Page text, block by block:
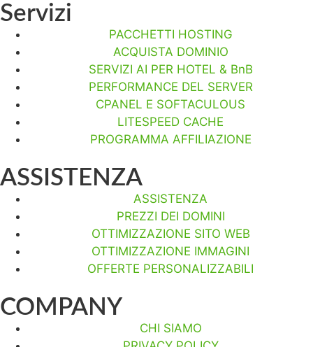
Servizi
PACCHETTI HOSTING
ACQUISTA DOMINIO
SERVIZI AI PER HOTEL & BnB
PERFORMANCE DEL SERVER
CPANEL E SOFTACULOUS
LITESPEED CACHE
PROGRAMMA AFFILIAZIONE
ASSISTENZA
ASSISTENZA
PREZZI DEI DOMINI
OTTIMIZZAZIONE SITO WEB
OTTIMIZZAZIONE IMMAGINI
OFFERTE PERSONALIZZABILI
COMPANY
CHI SIAMO